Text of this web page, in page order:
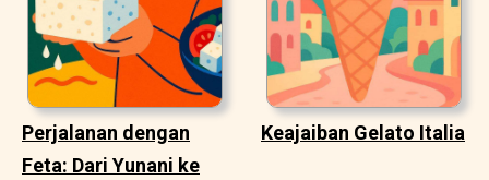
Perjalanan dengan
Feta: Dari Yunani ke
Keajaiban Gelato Italia